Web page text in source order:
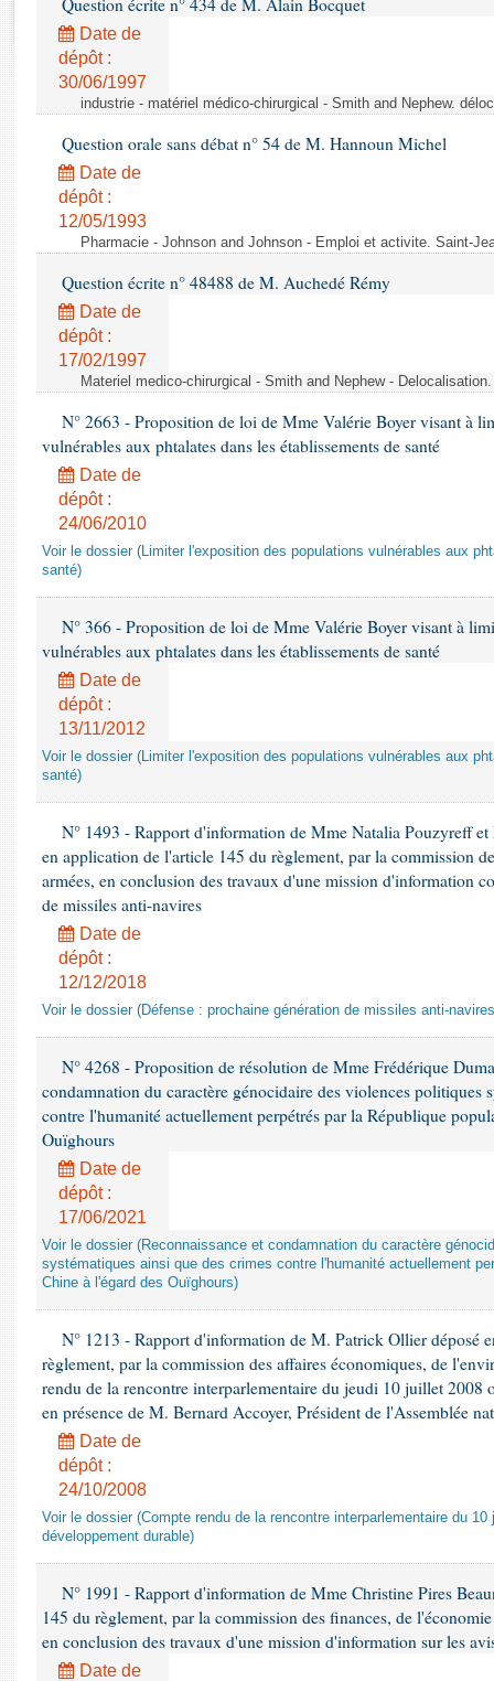
Rapports d'enquête
Rapports législatifs
Rapports sur l'application des lois
Baromètre de l’application des lois
Dossiers législatifs
Budget et sécurité sociale
Questions écrites et orales
Comptes rendus des débats
Question écrite n° 434 de M. Alain Bocquet
Date de
dépôt :
30/06/1997
industrie - matériel médico-chirurgical - Smith and Nephew.
Question orale sans débat n° 54 de M. Hannoun Michel
Date de
dépôt :
12/05/1993
Pharmacie - Johnson and Johnson - Emploi et activite. Saint-
Question écrite n° 48488 de M. Auchedé Rémy
Date de
dépôt :
17/02/1997
Materiel medico-chirurgical - Smith and Nephew -
N° 2663 - Proposition de loi de Mme Valérie Boyer visant à
vulnérables aux phtalates dans les établissements de santé
Date de
dépôt :
24/06/2010
Voir le dossier (Limiter l'exposition des populations vulnérables aux
santé)
N° 366 - Proposition de loi de Mme Valérie Boyer visant à
vulnérables aux phtalates dans les établissements de santé
Date de
dépôt :
13/11/2012
Voir le dossier (Limiter l'exposition des populations vulnérables aux
santé)
N° 1493 - Rapport d'information de Mme Natalia Pouzyreff
en application de l'article 145 du règlement, par la commission
armées, en conclusion des travaux d'une mission d'information
de missiles anti-navires
Date de
dépôt :
12/12/2018
Voir le dossier (Défense : prochaine génération de missiles anti-
N° 4268 - Proposition de résolution de Mme Frédérique
condamnation du caractère génocidaire des violences politiques
contre l'humanité actuellement perpétrés par la République
Ouïghours
Date de
dépôt :
17/06/2021
Voir le dossier (Reconnaissance et condamnation du caractère
systématiques ainsi que des crimes contre l'humanité actuellement
Chine à l'égard des Ouïghours)
N° 1213 - Rapport d'information de M. Patrick Ollier déposé
règlement, par la commission des affaires économiques, de
rendu de la rencontre interparlementaire du jeudi 10 juillet 2008
en présence de M. Bernard Accoyer, Président de l'Assemblée
Date de
dépôt :
24/10/2008
Voir le dossier (Compte rendu de la rencontre interparlementaire du
développement durable)
N° 1991 - Rapport d'information de Mme Christine Pires
145 du règlement, par la commission des finances, de
en conclusion des travaux d'une mission d'information sur les
Date de